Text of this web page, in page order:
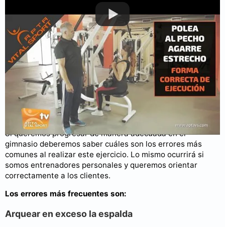
Puedes consultar más videos en nuestrocanal de YouTube.
Errores al hacer polea al pecho
Si queremos progresar de manera adecuada en el
gimnasio deberemos saber cuáles son los errores más
comunes al realizar este ejercicio. Lo mismo ocurrirá si
somos entrenadores personales y queremos orientar
correctamente a los clientes.
Los errores más frecuentes son:
Arquear en exceso la espalda